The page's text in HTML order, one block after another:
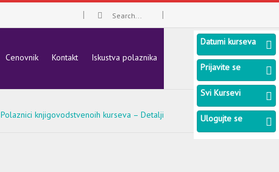
Cenovnik Kontakt Iskustva polaznika
Polaznici knjigovodstvenoih kurseva – Detalji
Datumi kurseva
Prijavite se
Svi Kursevi
Ulogujte se